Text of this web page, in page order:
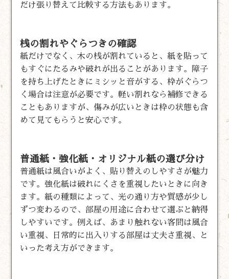
だけ張り替えて比較する方法もあります。
桟の割れやぐらつきの確認
紙だけでなく、木の桟が割れていると、紙を貼って
もすぐにたるみや破れが出ることがあります。障子
を持ち上げたときにミシッと音がする、枠がぐらつ
く場合は注意が必要です。軽い割れなら補修できる
こともありますが、傷みが広いときは枠の状態も含
めて見てもらうと安心です。
普通紙・強化紙・オリジナル紙の選び分け
普通紙は風合いがよく、貼り替えのしやすさが魅力
です。強化紙は破れにくさを重視したいときに向き
ます。紙の種類によって、光の通り方や質感が少し
ずつ変わるので、部屋の用途に合わせて選ぶと納得
しやすいです。例えば、あまり触れない客間は風合
い重視、日常的に出入りする部屋は丈夫さ重視、と
いった考え方ができます。